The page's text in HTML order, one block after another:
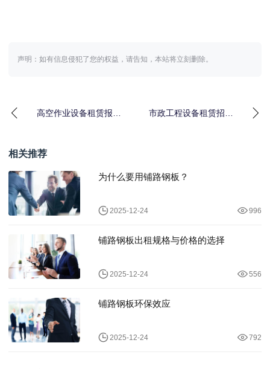
声明：如有信息侵犯了您的权益，请告知，本站将立刻删除。
高空作业设备租赁报价
市政工程设备租赁招标
相关推荐
为什么要用铺路钢板？
2025-12-24 996
铺路钢板出租规格与价格的选择
2025-12-24 556
铺路钢板环保效应
2025-12-24 792